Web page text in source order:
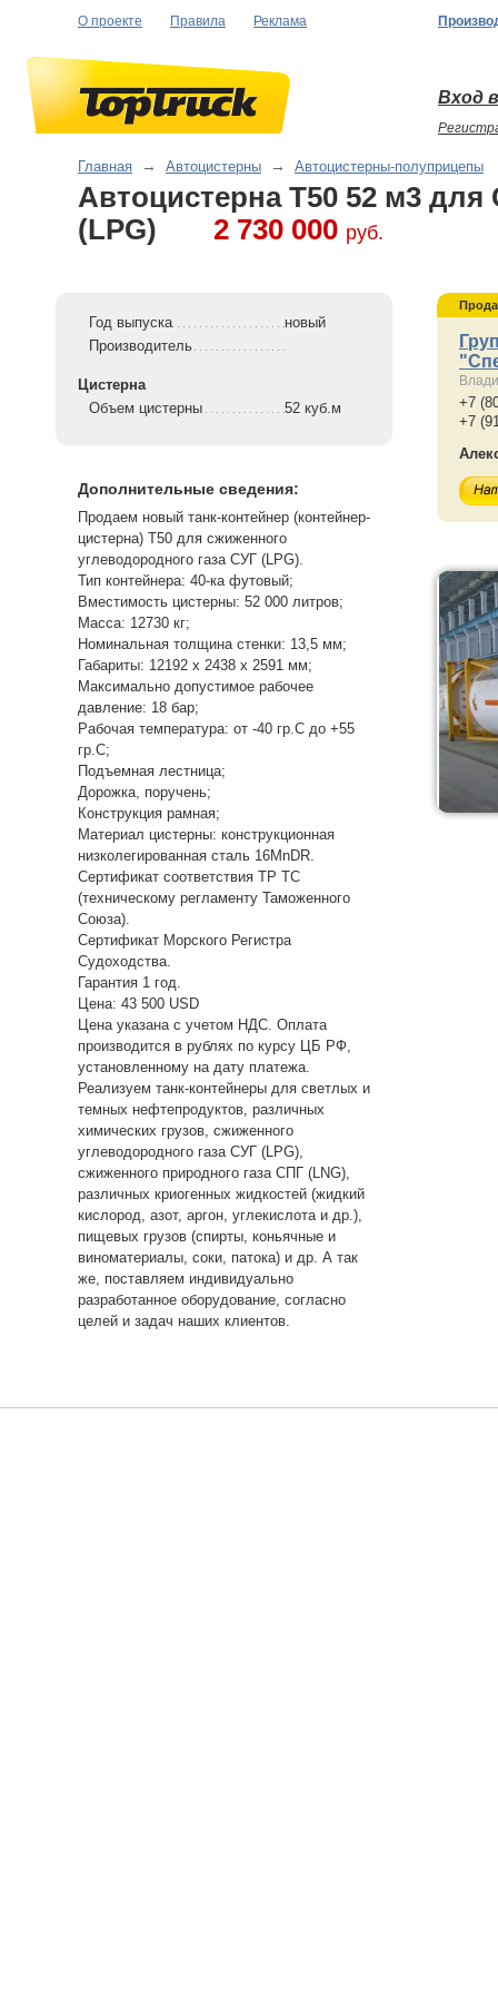
О проекте Правила Реклама
Вход
Главная → Автоцистерны → Автоцистерны-полуприцепы
Автоцистерна T50 52 м3 для
(LPG)
2 730 000 руб.
Год выпуска
новый
Производитель
Цистерна
Объем цистерны
52 куб.м
Дополнительные сведения:
Продаем новый танк-контейнер (контейнер-
цистерна) Т50 для сжиженного
углеводородного газа СУГ (LPG).
Тип контейнера: 40-ка футовый;
Вместимость цистерны: 52 000 литров;
Масса: 12730 кг;
Номинальная толщина стенки: 13,5 мм;
Габариты: 12192 х 2438 х 2591 мм;
Максимально допустимое рабочее
давление: 18 бар;
Рабочая температура: от -40 гр.C до +55
гр.C;
Подъемная лестница;
Дорожка, поручень;
Конструкция рамная;
Материал цистерны: конструкционная
низколегированная сталь 16MnDR.
Сертификат соответствия ТР ТС
(техническому регламенту Таможенного
Союза).
Сертификат Морского Регистра
Судоходства.
Гарантия 1 год.
Цена: 43 500 USD
Цена указана с учетом НДС. Оплата
производится в рублях по курсу ЦБ РФ,
установленному на дату платежа.
Реализуем танк-контейнеры для светлых и
темных нефтепродуктов, различных
химических грузов, сжиженного
углеводородного газа СУГ (LPG),
сжиженного природного газа СПГ (LNG),
различных криогенных жидкостей (жидкий
кислород, азот, аргон, углекислота и др.),
пищевых грузов (спирты, коньячные и
виноматериалы, соки, патока) и др. А так
же, поставляем индивидуально
разработанное оборудование, согласно
целей и задач наших клиентов.
+7
+7